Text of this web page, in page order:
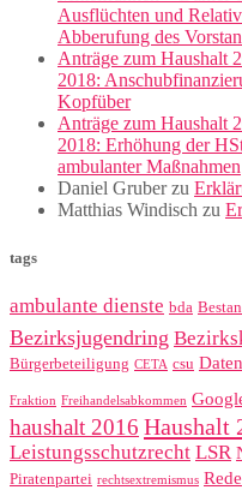
Ausflüchten und
Abberufung des
Anträge zum Haushalt
2018:
Kopfüber
Anträge zum Haushalt
2018: Erhöhung der
ambulanter Maßnahmen
Daniel Gruberzu
Matthias Windisch zu
tags
ambulante dienste bda
Bezirksjugendring
Bürgerbeteiligung CETA csu
Fraktion Freihandelsabkommen
haushalt 2016 Haushalt
Leistungsschutzrecht LSR
Piratenpartei rechtsextremismus Rede